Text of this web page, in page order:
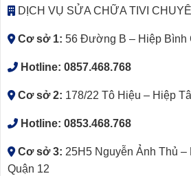
DỊCH VỤ SỬA CHỮA TIVI
Cơ sở 1: 56 Đường B – Hiệp Bình
Hotline: 0857.468.768
Cơ sở 2: 178/22 Tô Hiệu – Hiệp
Hotline: 0853.468.768
Cơ sở 3: 25H5 Nguyễn Ảnh Thủ –
Quận 12